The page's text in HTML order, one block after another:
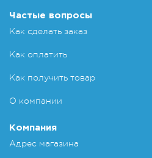
Частые вопросы
Как сделать заказ
Как оплатить
Как получить товар
О компании
Компания
Адрес магазина